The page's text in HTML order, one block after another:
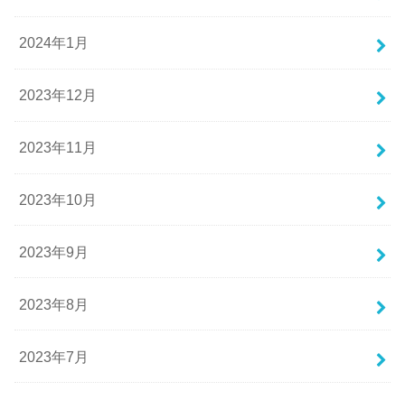
2024年1月
2023年12月
2023年11月
2023年10月
2023年9月
2023年8月
2023年7月